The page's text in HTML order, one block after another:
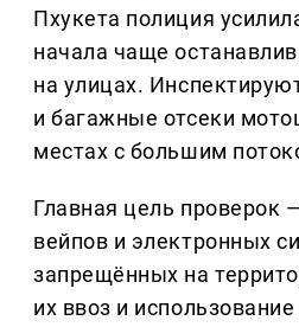
Пхукета полиция
начала чаще
на улицах.
и багажные отсеки
местах с большим
Главная цель проверок
вейпов и электронных
запрещённых на
их ввоз и